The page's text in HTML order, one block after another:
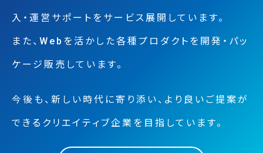
入・運営サポートをサービス展開しています。
また、Webを活かした各種プロダクトを開発・パッ
ケージ販売しています。
今後も、新しい時代に寄り添い、 より良いご提案が
できるクリエイティブ企業を目指しています。